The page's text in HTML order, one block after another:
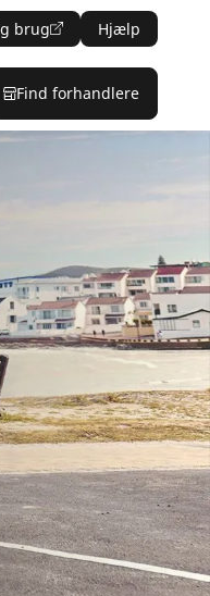
brug Hjælp
Find forhandlere